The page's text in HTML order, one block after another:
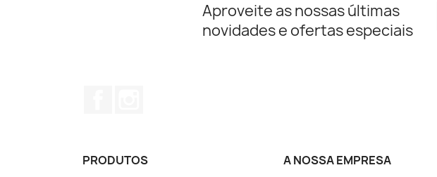
Aproveite as nossas últimas
novidades e ofertas especiais
PRODUTOS A NOSSA EMPRESA